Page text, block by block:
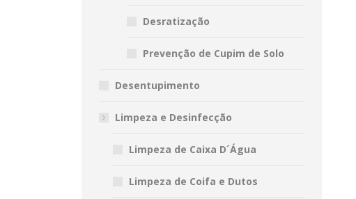
Desratização
Prevenção de Cupim de Solo
Desentupimento
Limpeza e Desinfecção
Limpeza de Caixa D´Água
Limpeza de Coifa e Dutos